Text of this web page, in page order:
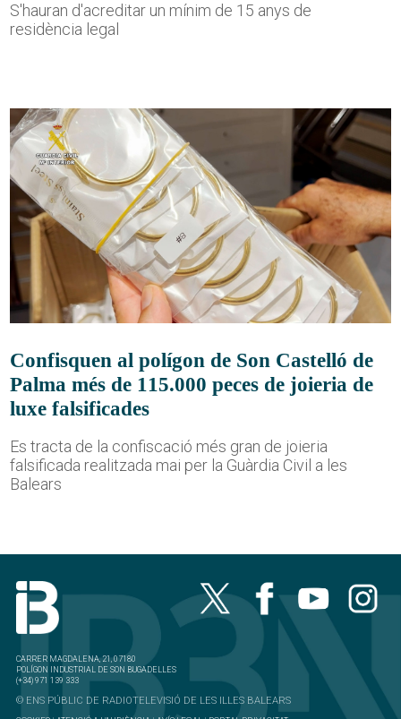
S'hauran d'acreditar un mínim de 15 anys de
residència legal
Confisquen al polígon de Son Castelló de
Palma més de 115.000 peces de joieria de
luxe falsificades
Es tracta de la confiscació més gran de joieria
falsificada realitzada mai per la Guàrdia Civil a les
Balears
CARRER MAGDALENA, 21, 07180
POLÍGON INDUSTRIAL DE SON BUGADELLES
(+34) 971 139 333
© ENS PÚBLIC DE RADIOTELEVISIÓ DE LES ILLES BALEARS